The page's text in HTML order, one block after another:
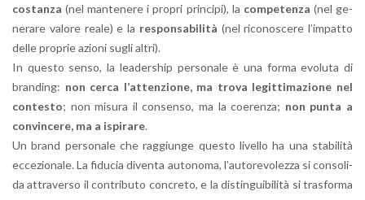
co­stan­za (nel man­te­ne­re i pro­pri prin­ci­pi), la com­pe­ten­za (nel ge­
ne­ra­re va­lo­re reale) e la re­spon­sa­bi­li­tà (nel ri­co­no­sce­re l’im­pat­to
delle pro­prie azio­ni sugli altri).
In que­sto senso, la lea­der­ship per­so­na­le è una forma evo­lu­ta di
bran­ding: non cerca l’at­ten­zio­ne, ma trova le­git­ti­ma­zio­ne nel
con­te­sto; non mi­su­ra il con­sen­so, ma la coe­ren­za; non punta a
con­vin­ce­re, ma a ispi­ra­re.
Un brand per­so­na­le che rag­giun­ge que­sto li­vel­lo ha una sta­bi­li­tà
ec­ce­zio­na­le. La fi­du­cia di­ven­ta au­to­no­ma, l’au­to­re­vo­lez­za si con­so­li­
da at­tra­ver­so il con­tri­bu­to con­cre­to, e la di­stin­gui­bi­li­tà si tra­sfor­ma